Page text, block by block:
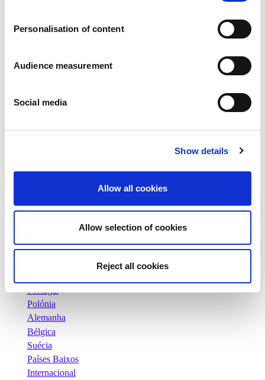
Personalisation of content
Audience measurement
Social media
Show details
Allow all cookies
Allow selection of cookies
Reject all cookies
Empresa
A nossa história
Informação regulamentar
Comunicados de Imprensa
Fornecimento sustentável
Pegada ecológica
Mercado internacional
França
Portugal
Polónia
Alemanha
Bélgica
Suécia
Países Baixos
Internacional